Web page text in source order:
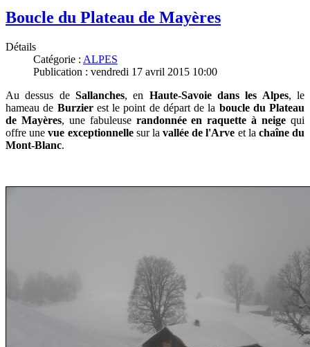
Boucle du Plateau de Mayères
Détails
Catégorie : ALPES
Publication : vendredi 17 avril 2015 10:00
Au dessus de Sallanches, en Haute-Savoie dans les Alpes, le
hameau de Burzierest le point de départ de la boucle du Plateau
de Mayères, une fabuleuse randonnée en raquette à neige qui
offre unevue exceptionnellesur lavallée de l'Arve et la chaîne du
Mont-Blanc.